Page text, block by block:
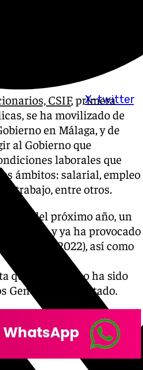
X-twitter
CSIF, primera
se ha movilizado de
en Málaga, y de
al Gobierno que
laborales que
ámbitos: salarial, empleo
entre otros.
del próximo año, un
de año y ya ha provocado
desde 2022), así como
que el Gobierno ha sido
Generales del Estado.